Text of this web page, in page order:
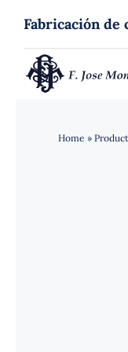
contenido
Fabricación
Home »